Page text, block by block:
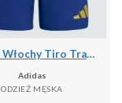
Szorty Włochy Tiro Travel
Adidas
ODZIEŻ MĘSKA